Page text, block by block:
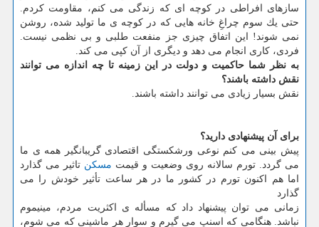
سازهای افراطی در كوچه ای كه زندگی می كنم، مقاومت كردم.
حتی یك سوم چراغِ خانه هایی كه در كوچه ی ما تولید شده، روشن
نمی شوند! این اتفاق چیزی جز منفعت طلبی و بی نظمی نیست.
فردی، كاری انجام می دهد و دیگری از آن كپی می كند.
به نظر شما حاكمیت و دولت در این زمینه تا چه اندازه می توانند
نقش داشته باشند؟
نقش بسیار زیادی می توانند داشته باشند.
برای آن پیشنهادی دارید؟
پیش بینی می كنم نوعی ورشكستگی اقتصادی گریبانگیر همه ی ما
می گردد. تورم سالانه روی وضعیت و قیمت مسكن تاثیر می گذارد
اما هم اكنون تورم در كشور ما در هر ساعت تأثیر خودش را می
گذارد
زمانی می توان پیشنهاد داد كه مسأله ی اكثریت مردم، مینیموم
نباشد. هنگامی كه اسنپ می گیرم و سوار هر ماشینی كه می شوم،